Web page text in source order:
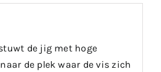
de jig met hoge
de plek waar de vis zich